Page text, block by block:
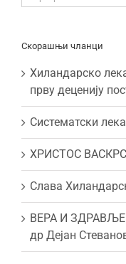
Скорашњи чланци
Хиландарско
прву деценију
Систематски
ХРИСТОС
Слава
ВЕРА И
др Дејан